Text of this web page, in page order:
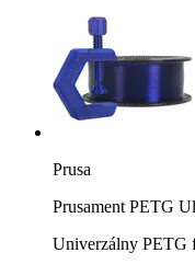
Prusa
Prusament PETG
Univerzálny PETG